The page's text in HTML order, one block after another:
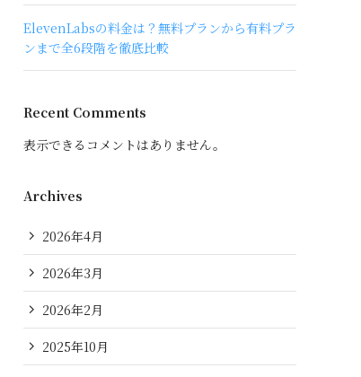
ElevenLabsの料金は？無料プランから有料プラ
ンまで全6段階を徹底比較
Recent Comments
表示できるコメントはありません。
Archives
2026年4月
2026年3月
2026年2月
2025年10月